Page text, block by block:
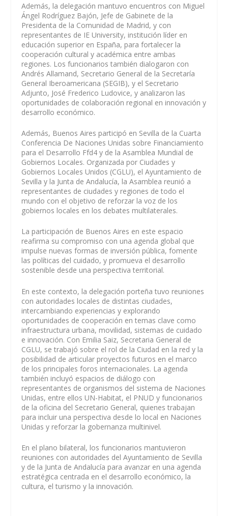
Además, la delegación mantuvo encuentros con Miguel
Ángel Rodríguez Bajón, Jefe de Gabinete de la
Presidenta de la Comunidad de Madrid, y con
representantes de IE University, institución líder en
educación superior en España, para fortalecer la
cooperación cultural y académica entre ambas
regiones. Los funcionarios también dialogaron con
Andrés Allamand, Secretario General de la Secretaría
General Iberoamericana (SEGIB), y el Secretario
Adjunto, José Frederico Ludovice, y analizaron las
oportunidades de colaboración regional en innovación y
desarrollo económico.
Además, Buenos Aires participó en Sevilla de la Cuarta
Conferencia De Naciones Unidas sobre Financiamiento
para el Desarrollo Ffd4 y de la Asamblea Mundial de
Gobiernos Locales. Organizada por Ciudades y
Gobiernos Locales Unidos (CGLU), el Ayuntamiento de
Sevilla y la Junta de Andalucía, la Asamblea reunió a
representantes de ciudades y regiones de todo el
mundo con el objetivo de reforzar la voz de los
gobiernos locales en los debates multilaterales.
La participación de Buenos Aires en este espacio
reafirma su compromiso con una agenda global que
impulse nuevas formas de inversión pública, fomente
las políticas del cuidado, y promueva el desarrollo
sostenible desde una perspectiva territorial.
En este contexto, la delegación porteña tuvo reuniones
con autoridades locales de distintas ciudades,
intercambiando experiencias y explorando
oportunidades de cooperación en temas clave como
infraestructura urbana, movilidad, sistemas de cuidado
e innovación. Con Emilia Saiz, Secretaria General de
CGLU, se trabajó sobre el rol de la Ciudad en la red y la
posibilidad de articular proyectos futuros en el marco
de los principales foros internacionales. La agenda
también incluyó espacios de diálogo con
representantes de organismos del sistema de Naciones
Unidas, entre ellos UN-Habitat, el PNUD y funcionarios
de la oficina del Secretario General, quienes trabajan
para incluir una perspectiva desde lo local en Naciones
Unidas y reforzar la gobernanza multinivel.
En el plano bilateral, los funcionarios mantuvieron
reuniones con autoridades del Ayuntamiento de Sevilla
y de la Junta de Andalucía para avanzar en una agenda
estratégica centrada en el desarrollo económico, la
cultura, el turismo y la innovación.